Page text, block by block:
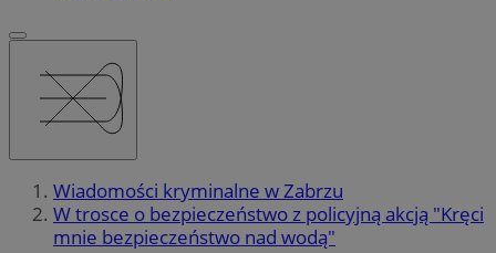
Wiadomości kryminalne w Zabrzu
W trosce o bezpieczeństwo z policyjną akcją "Kręci
mnie bezpieczeństwo nad wodą"